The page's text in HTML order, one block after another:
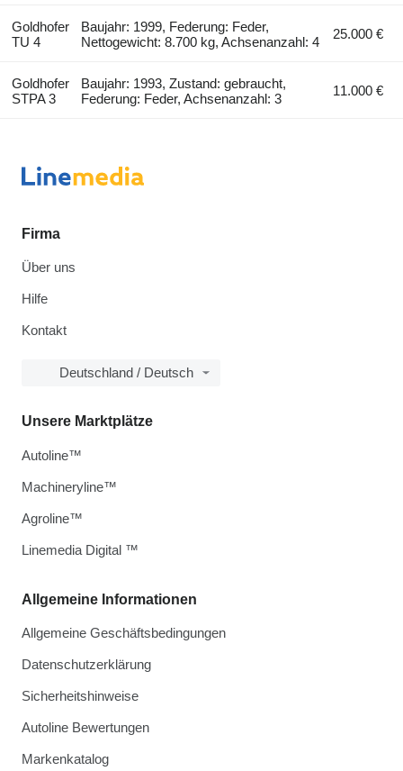
Goldhofer
TU 4
Baujahr: 1999, Federung: Feder,
Nettogewicht: 8.700 kg, Achsenanzahl: 4
25.000 €
Goldhofer
STPA 3
Baujahr: 1993, Zustand: gebraucht,
Federung: Feder, Achsenanzahl: 3
11.000 €
Firma
Über uns
Hilfe
Kontakt
Deutschland / Deutsch
Allgemeine Informationen
Allgemeine Geschäftsbedingungen
Datenschutzerklärung
Sicherheitshinweise
Autoline Bewertungen
Markenkatalog
Unsere Marktplätze
Autoline™
Machineryline™
Agroline™
Linemedia Digital ™